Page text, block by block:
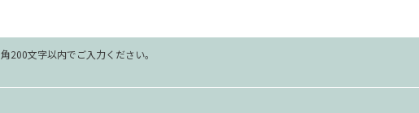
200文字以内でご入力ください。